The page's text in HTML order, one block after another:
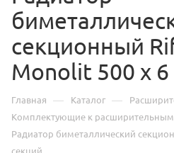
секционный
Monolit 500 х 6
Главная — Каталог —
Комплектующие к
Радиатор биметаллический
секций